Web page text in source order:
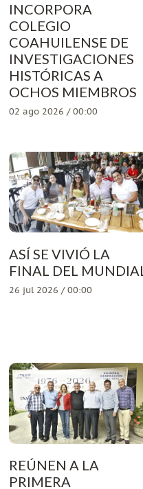
INCORPORA
COLEGIO
COAHUILENSE DE
INVESTIGACIONES
HISTÓRICAS A
OCHOS MIEMBROS
02 ago 2026 / 00:00
ASÍ SE VIVIÓ LA
FINAL DEL MUNDIAL
26 jul 2026 / 00:00
REÚNEN A LA
PRIMERA